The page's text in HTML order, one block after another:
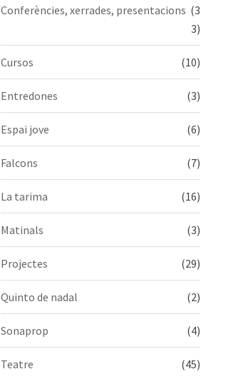
Conferències, xerrades, presentacions (3
3)
Cursos (10)
Entredones (3)
Espai jove (6)
Falcons (7)
La tarima (16)
Matinals (3)
Projectes (29)
Quinto de nadal (2)
Sonaprop (4)
Teatre (45)